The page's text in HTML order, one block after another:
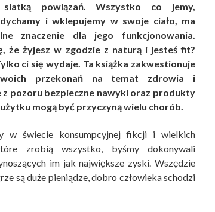
siatką powiązań. Wszystko co jemy,
i wklepujemy w swoje ciało, ma
znaczenie dla jego funkcjonowania.
że żyjesz w zgodzie z naturą i jesteś fit?
ci się wydaje. Ta książka zakwestionuje
przekonań na temat zdrowia i
z pozoru bezpieczne nawyki oraz produkty
mogą być przyczyną wielu chorób.
w świecie konsumpcyjnej fikcji i wielkich
zrobią wszystko, byśmy dokonywali
im jak największe zyski. Wszędzie
są duże pieniądze, dobro człowieka schodzi